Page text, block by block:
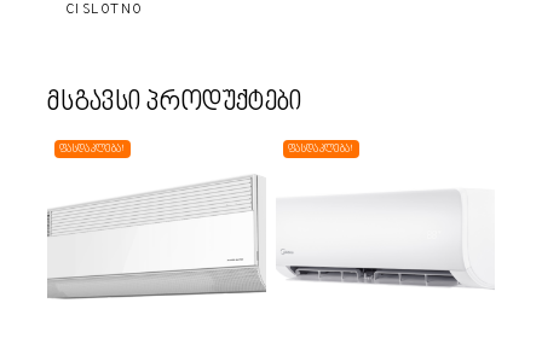
CI SLOT NO
მსგავსი პროდუქტები
ფასდაკლება! ფასდაკლება!